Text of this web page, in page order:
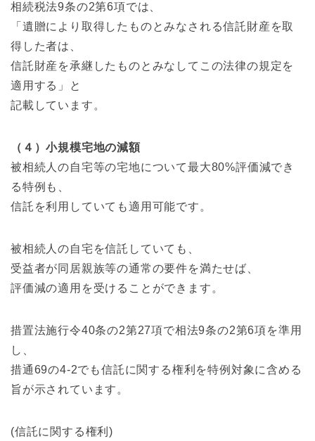
相続税法9条の2第6項では、
「遺贈により取得したものとみなされる信託財産を取
得した者は、
信託財産を承継したものとみなしてこの法律の規定を
適用する」と
記載しています。
（４）小規模宅地の減額
被相続人の自宅等の宅地について最大80%評価減でき
る特例も、
信託を利用していても適用可能です。
被相続人の自宅を信託していても、
受益者が同居親族等の通常の要件を満たせば、
評価減の適用を受けることができます。
措置法施行令40条の2第27項で相法9条の2第6項を準用
し、
措通69の4‑2でも信託に関する権利を特例対象に含める
旨が示されています。
(信託に関する権利)